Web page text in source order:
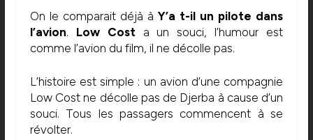
On le comparait déjà àY’a t-il un pilote dans
l’avion. Low Cost a un souci, l’humour est
comme l’avion du film, il ne décolle pas.
L’histoire est simple : un avion d’une compagnie
Low Cost ne décolle pas de Djerba à cause d’un
souci. Tous les passagers commencent à se
révolter.